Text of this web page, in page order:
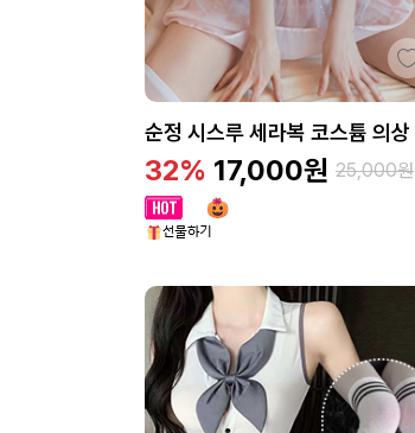
순정 시스루 세라복 코스튬 의상
32% 17,000원 25,000원